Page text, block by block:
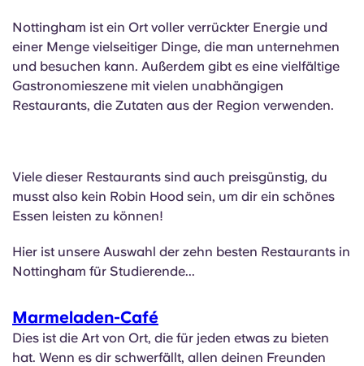
English (GB)
English (US)
Chinese
Català
Deutsch
French
Wähle ein Land aus
Wähle eine Stadt aus
Wähle eine Unterkunft aus
Jetzt buchen
Nottingham ist ein Ort voller verrückter Energie und
einer Menge vielseitiger Dinge, die man unternehmen
und besuchen kann. Außerdem gibt es eine vielfältige
Gastronomieszene mit vielen unabhängigen
Restaurants, die Zutaten aus der Region verwenden.
Viele dieser Restaurants sind auch preisgünstig, du
musst also kein Robin Hood sein, um dir ein schönes
Essen leisten zu können!
Hier ist unsere Auswahl der zehn besten Restaurants in
Nottingham für Studierende...
Marmeladen-Café
Dies ist die Art von Ort, die für jeden etwas zu bieten
hat. Wenn es dir schwerfällt, allen deinen Freunden